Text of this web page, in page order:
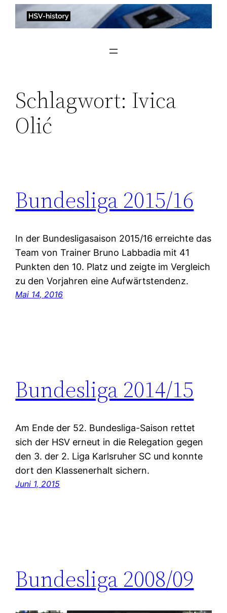
Zum
Inhalt
Schlagwort: Ivica
Olić
Bundesliga 2015/16
In der Bundesligasaison 2015/16 erreichte das
Team von Trainer Bruno Labbadia mit 41
Punkten den 10. Platz und zeigte im Vergleich
zu den Vorjahren eine Aufwärtstendenz.
Mai 14, 2016
Bundesliga 2014/15
Am Ende der 52. Bundesliga-Saison rettet
sich der HSV erneut in die Relegation gegen
den 3. der 2. Liga Karlsruher SC und konnte
dort den Klassenerhalt sichern.
Juni 1, 2015
Bundesliga 2008/09